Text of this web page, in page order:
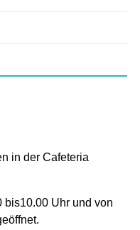
in der Cafeteria
bis10.00 Uhr und von